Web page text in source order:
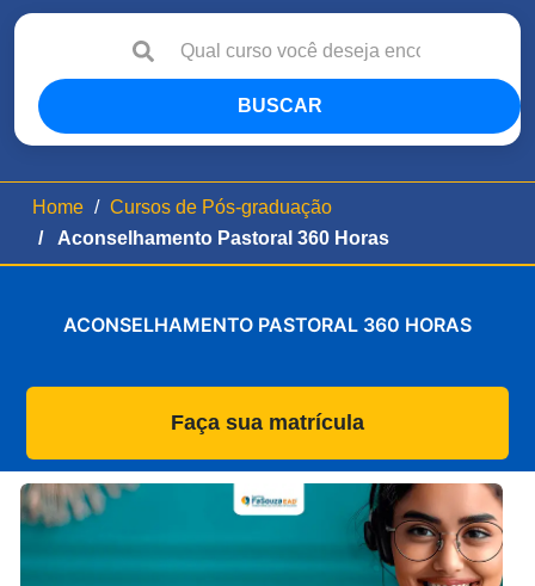
BUSCAR
Home
Cursos de Pós-graduação
Aconselhamento Pastoral 360 Horas
ACONSELHAMENTO PASTORAL 360 HORAS
Faça sua matrícula